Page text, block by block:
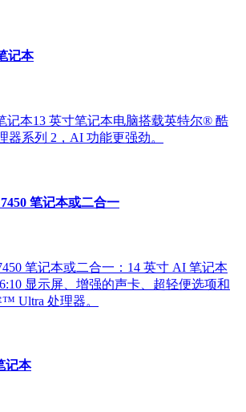
记本
记本13 英寸笔记本电脑搭载英特尔® 酷
器系列 2，AI 功能更强劲。
笔记本或二合一
笔记本或二合一：14 英寸 AI 笔记本
显示屏、增强的声卡、超轻便选项和
Ultra 处理器。
记本